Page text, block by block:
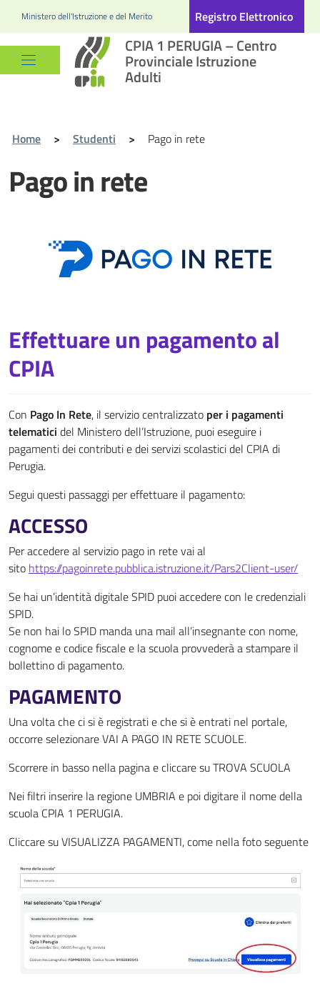
Ministero dell'Istruzione e del Merito Registro Elettronico
CPIA 1 PERUGIA – Centro
Provinciale Istruzione
Adulti
Home > Studenti > Pago in rete
Pago in rete
Effettuare un pagamento al
CPIA
Con Pago In Rete, il servizio centralizzato per i pagamenti
telematici del Ministero dell’Istruzione, puoi eseguire i
pagamenti dei contributi e dei servizi scolastici del CPIA di
Perugia.
Segui questi passaggi per effettuare il pagamento:
ACCESSO
Per accedere al servizio pago in rete vai al
sito https://pagoinrete.pubblica.istruzione.it/Pars2Client-user/
Se hai un’identità digitale SPID puoi accedere con le credenziali
SPID.
Se non hai lo SPID manda una mail all’insegnante con nome,
cognome e codice fiscale e la scuola provvederà a stampare il
bollettino di pagamento.
PAGAMENTO
Una volta che ci si è registrati e che si è entrati nel portale,
occorre selezionare VAI A PAGO IN RETE SCUOLE.
Scorrere in basso nella pagina e cliccare su TROVA SCUOLA
Nei filtri inserire la regione UMBRIA e poi digitare il nome della
scuola CPIA 1 PERUGIA.
Cliccare su VISUALIZZA PAGAMENTI, come nella foto seguente